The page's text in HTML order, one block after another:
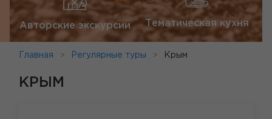
Авторские экскурсии Тематическая кухня
Главная Регулярные туры Крым
КРЫМ